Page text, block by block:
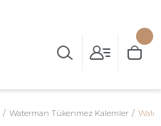
Waterman Tükenmez Kalemler